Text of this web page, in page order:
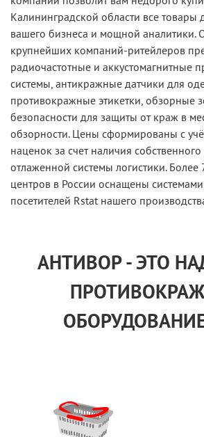
Калининградской области все товары
вашего бизнеса и мощной аналитики.
крупнейших компаний-ритейлеров
радиочастотные и аккустомагнитные
системы, антикражные датчики для
противокражные этикетки, обзорные
безопасности для защиты от краж в
обзорности. Цены сформированы с
наценок за счет наличия
отлаженной системы логистики. Более
центров в России оснащены
посетителей Rstat нашего
АНТИВОР - ЭТО